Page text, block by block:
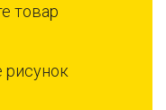
товар
рисунок